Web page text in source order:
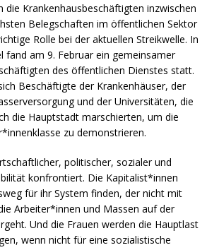
die Krankenhausbeschäftigten inzwischen
Belegschaften im öffentlichen Sektor
Rolle bei der aktuellen Streikwelle. In
fand am 9. Februar ein gemeinsamer
des öffentlichen Dienstes statt.
Beschäftigte der Krankenhäuser, der
und der Universitäten, die
die Hauptstadt marschierten, um die
zu demonstrieren.
politischer, sozialer und
konfrontiert. Die Kapitalist*innen
für ihr System finden, der nicht mit
Arbeiter*innen und Massen auf der
Und die Frauen werden die Hauptlast
wenn nicht für eine sozialistische